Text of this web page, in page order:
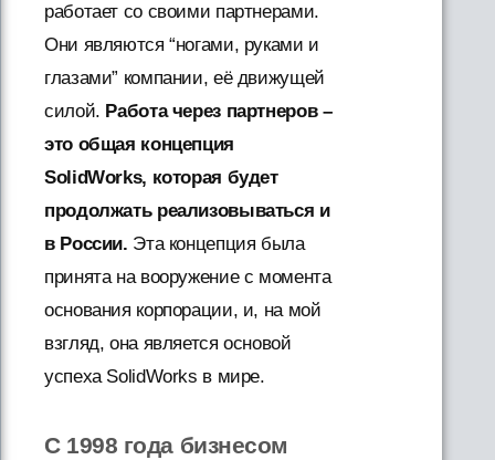
работает со своими партнерами.
Они являются “ногами, руками и
глазами” компании, её движущей
силой. Работа через партнеров –
это общая концепция
SolidWorks, которая будет
продолжать реализовываться и
в России. Эта концепция была
принята на вооружение с момента
основания корпорации, и, на мой
взгляд, она является основой
успеха SolidWorks в мире.
С 1998 года бизнесом